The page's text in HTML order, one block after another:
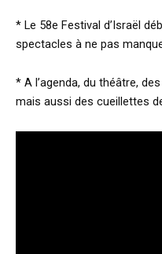
* Le 58e Festival d’Israël
spectacles à ne pas
* A l’agenda, du théâtre,
mais aussi des cueillettes